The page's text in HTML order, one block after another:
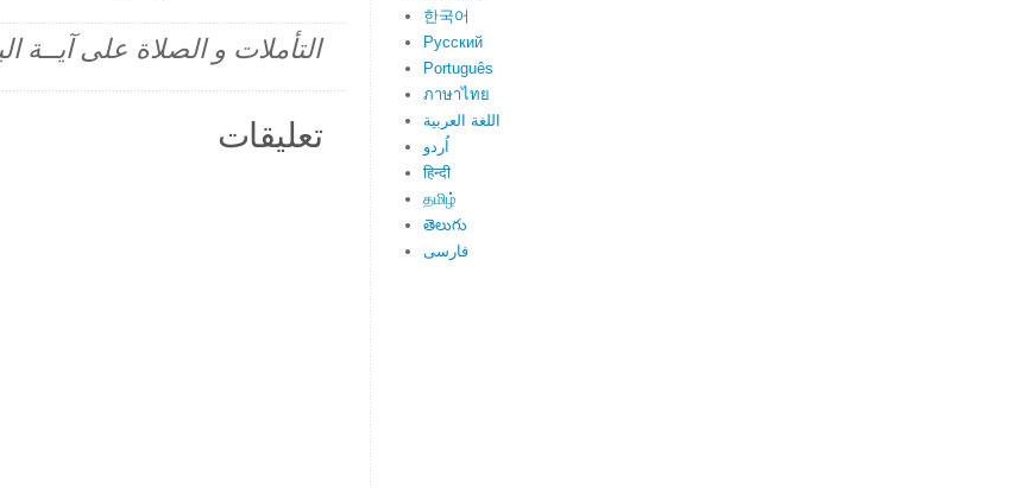
التأملات و الصلاة على آيــة
تعليقات
한국어
Русский
Português
ภาษาไทย
اللغة العربية
اُردو
हिन्दी
தமிழ்
తెలుగు
فارسی